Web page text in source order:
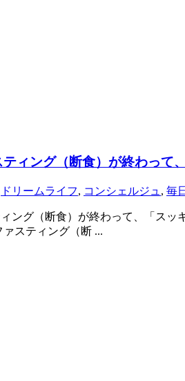
ィング（断食）が終わって
ドリームライフ, コンシェルジュ , 毎
ング（断食）が終わって、「スッ
スティング（断 ...